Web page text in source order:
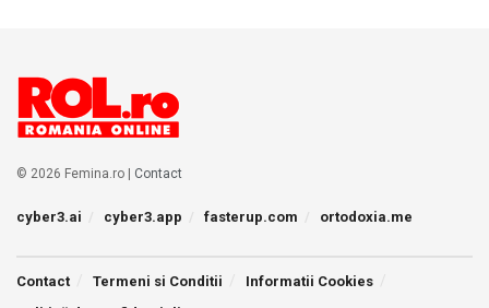
© 2026 Femina.ro | Contact
cyber3.ai cyber3.app fasterup.com ortodoxia.me
Contact Termeni si Conditii
Informatii Cookies